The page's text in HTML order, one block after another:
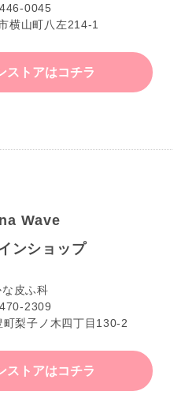
0045
横山町八左214-1
ストアはコチラ
Wave
ンショップ
な皮ふ科
2309
町梨子ノ木四丁目130-2
ストアはコチラ